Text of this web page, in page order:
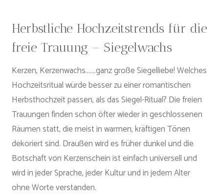
Herbstliche Hochzeitstrends für die
freie Trauung – Siegelwachs
Kerzen, Kerzenwachs…….ganz große Siegelliebe! Welches
Hochzeitsritual würde besser zu einer romantischen
Herbsthochzeit passen, als das Siegel-Ritual? Die freien
Trauungen finden schon öfter wieder in geschlossenen
Räumen statt, die meist in warmen, kräftigen Tönen
dekoriert sind. Draußen wird es früher dunkel und die
Botschaft von Kerzenschein ist einfach universell und
wird in jeder Sprache, jeder Kultur und in jedem Alter
ohne Worte verstanden.